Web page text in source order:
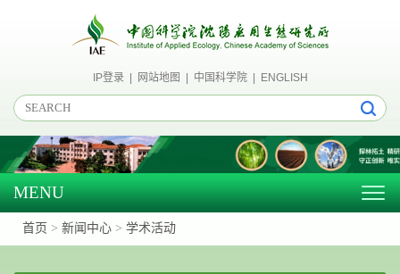
IP登录| 网站地图 中国科学院| ENGLISH
MENU
首页 > 新闻中心 > 学术活动